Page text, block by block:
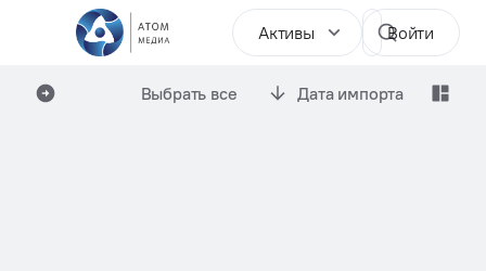
Активы Войти
Выбрать все Дата импорта